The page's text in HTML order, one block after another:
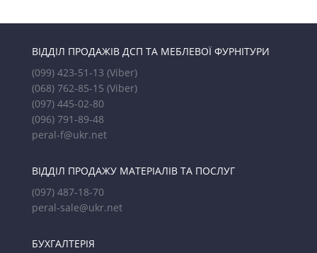
ВІДДІЛ ПРОДАЖІВ ДСП ТА МЕБЛЕВОЇ ФУРНІТУРИ
(099) 423-51-13 (Viber)
(068) 762-85-15 (Viber)
(097) 445-02-80
(096) 791-89-48
peral-f@ukr.net
ВІДДІЛ ПРОДАЖУ МАТЕРІАЛІВ ТА ПОСЛУГ
(097) 487-18-70
peral-sale@ukr.net
БУХГАЛТЕРІЯ